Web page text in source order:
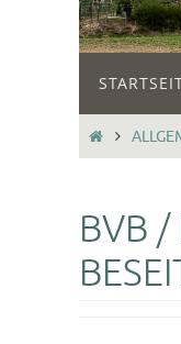
Inhalt
springen
START
BVB /